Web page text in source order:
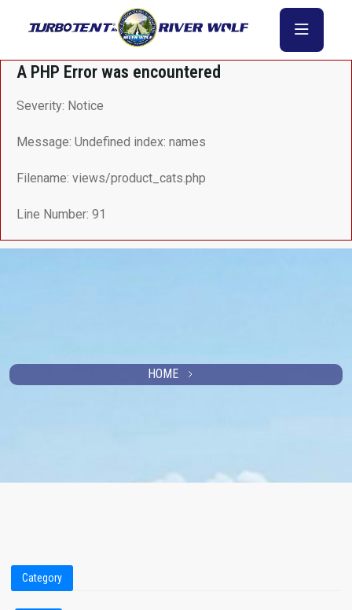
A PHP Error was encountered
Severity: Notice
Message: Undefined index: names
Filename: views/product_cats.php
Line Number: 91
HOME
Category